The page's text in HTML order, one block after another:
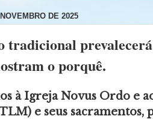
DE 2025
tradicional
o porquê.
à Igreja Novus Ordo e
e seus sacramentos,